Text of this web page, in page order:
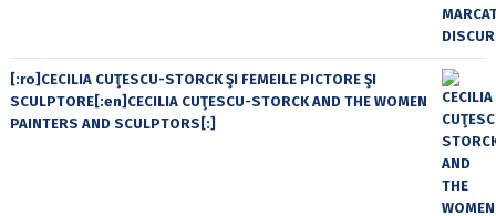
[:ro]CECILIA CUŢESCU-STORCK ŞI FEMEILE PICTORE ŞI
SCULPTORE[:en]CECILIA CUŢESCU-STORCK AND THE WOMEN
PAINTERS AND SCULPTORS[:]